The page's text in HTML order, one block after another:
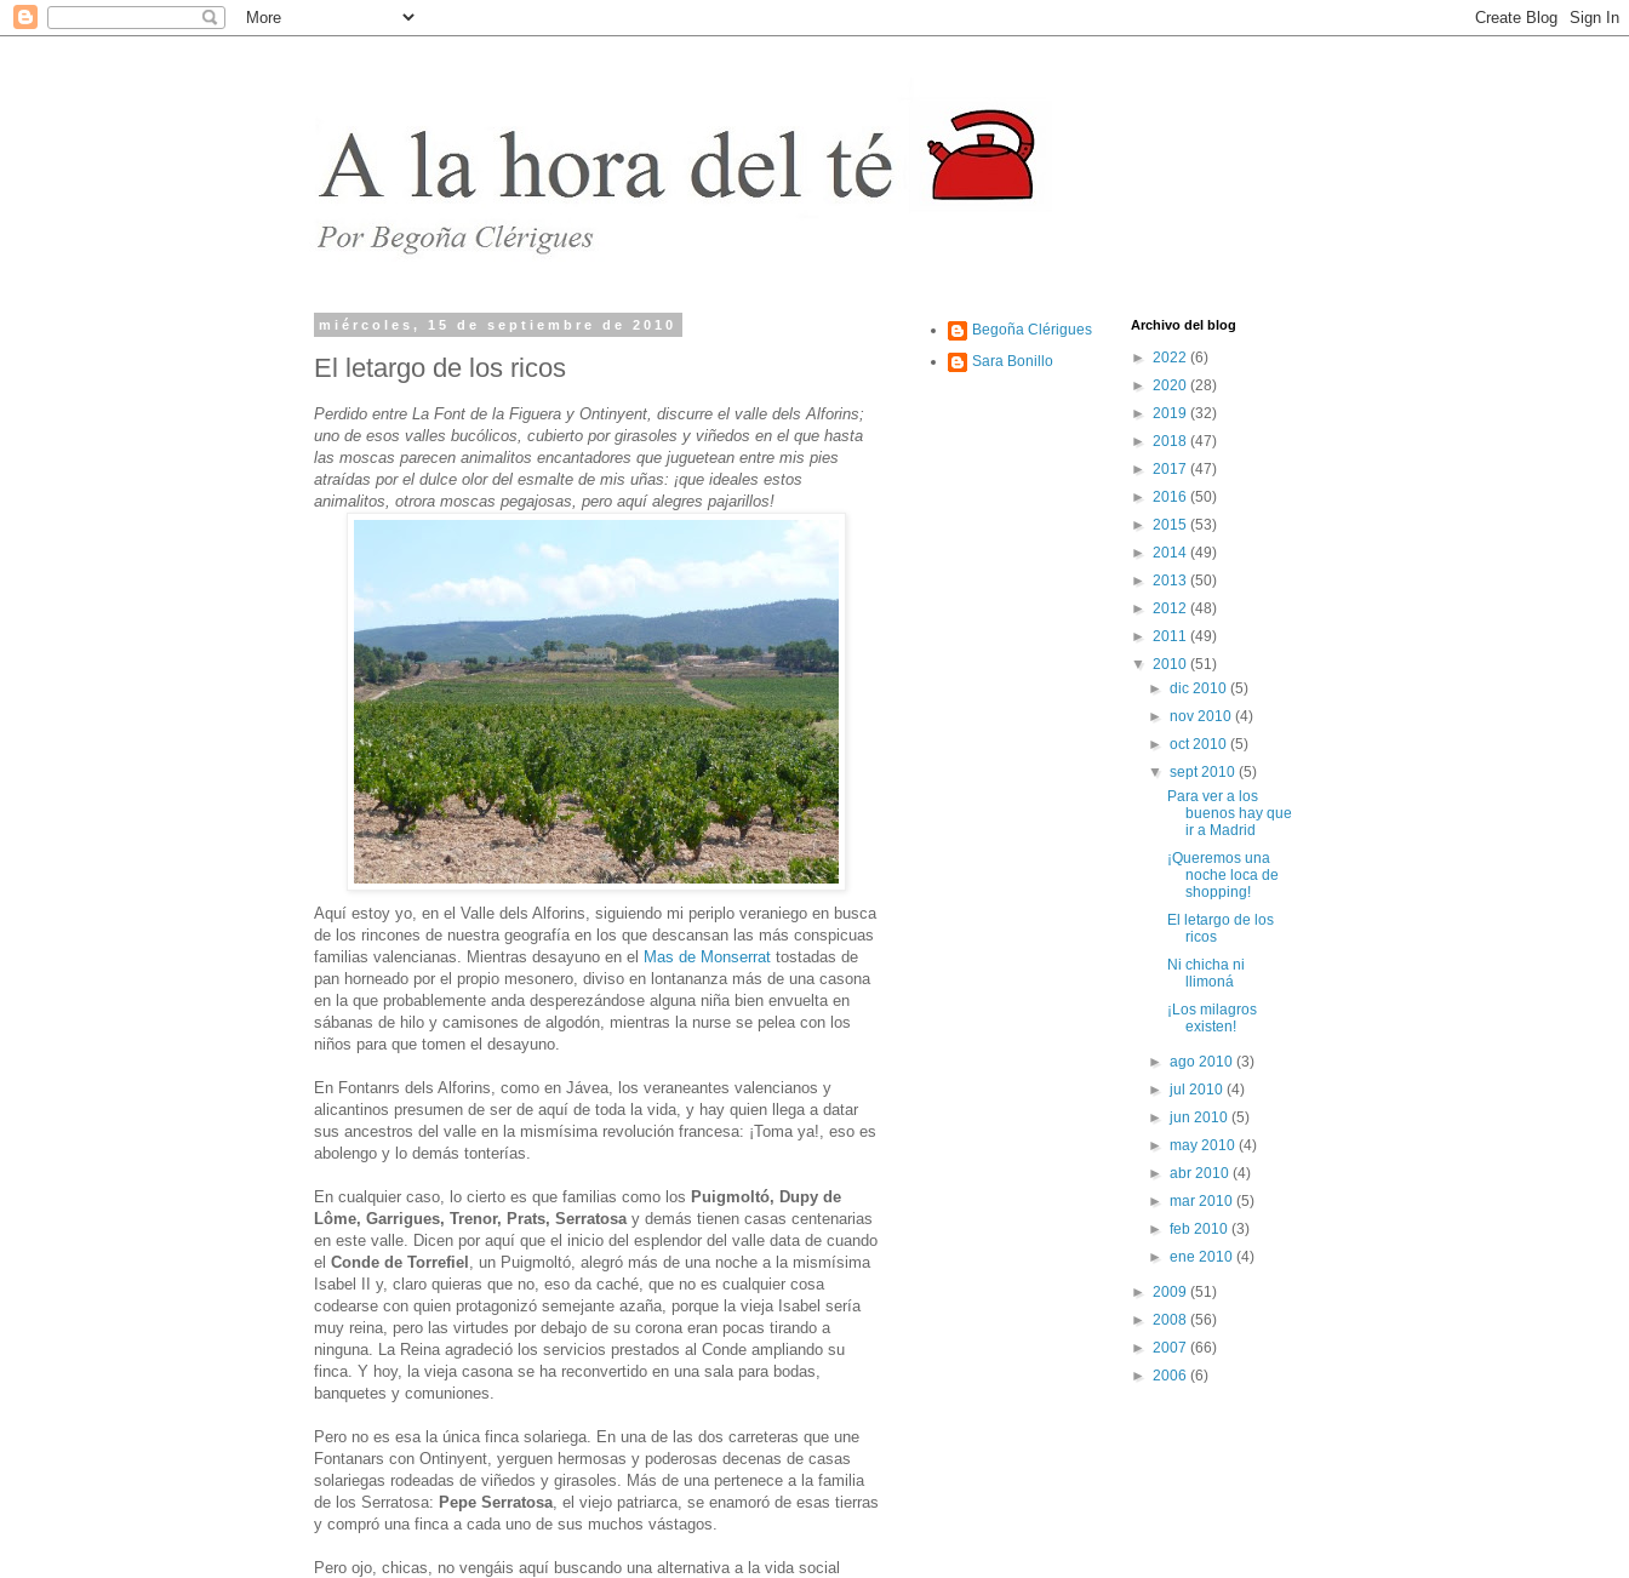
miércoles, 15 de septiembre de 2010
El letargo de los ricos
Perdido entre La Font de la Figuera y Ontinyent, discurre el valle dels Alforins;
uno de esos valles bucólicos, cubierto por girasoles y viñedos en el que hasta
las moscas parecen animalitos encantadores que juguetean entre mis pies
atraídas por el dulce olor del esmalte de mis uñas: ¡que ideales estos
animalitos, otrora moscas pegajosas, pero aquí alegres pajarillos!
Aquí estoy yo, en el Valle dels Alforins, siguiendo mi periplo veraniego en busca
de los rincones de nuestra geografía en los que descansan las más conspicuas
familias valencianas. Mientras desayuno en el Mas de Monserrat tostadas de
pan horneado por el propio mesonero, diviso en lontananza más de una casona
en la que probablemente anda desperezándose alguna niña bien envuelta en
sábanas de hilo y camisones de algodón, mientras la nurse se pelea con los
niños para que tomen el desayuno.
En Fontanrs dels Alforins, como en Jávea, los veraneantes valencianos y
alicantinos presumen de ser de aquí de toda la vida, y hay quien llega a datar
sus ancestros del valle en la mismísima revolución francesa: ¡Toma ya!, eso es
abolengo y lo demás tonterías.
En cualquier caso, lo cierto es que familias como los Puigmoltó, Dupy de
Lôme, Garrigues, Trenor, Prats, Serratosa y demás tienen casas centenarias
en este valle. Dicen por aquí que el inicio del esplendor del valle data de cuando
el Conde de Torrefiel , un Puigmoltó, alegró más de una noche a la mismísima
Isabel II y, claro quieras que no, eso da caché, que no es cualquier cosa
codearse con quien protagonizó semejante azaña, porque la vieja Isabel sería
muy reina, pero las virtudes por debajo de su corona eran pocas tirando a
ninguna. La Reina agradeció los servicios prestados al Conde ampliando su
finca. Y hoy, la vieja casona se ha reconvertido en una sala para bodas,
banquetes y comuniones.
Pero no es esa la única finca solariega. En una de las dos carreteras que une
Fontanars con Ontinyent, yerguen hermosas y poderosas decenas de casas
solariegas rodeadas de viñedos y girasoles. Más de una pertenece a la familia
de los Serratosa: Pepe Serratosa , el viejo patriarca, se enamoró de esas tierras
y compró una finca a cada uno de sus muchos vástagos.
Pero ojo, chicas, no vengáis aquí buscando una alternativa a la vida social
Begoña Clérigues
Sara Bonillo
Archivo del blog
► 2022 (6)
► 2020 (28)
► 2019 (32)
► 2018 (47)
► 2017 (47)
► 2016 (50)
► 2015 (53)
► 2014 (49)
► 2013 (50)
► 2012 (48)
► 2011 (49)
▼ 2010 (51)
►dic 2010(5)
►nov 2010(4)
►oct 2010(5)
▼sept 2010(5)
Para ver a los
buenos hay que
ir a Madrid
¡Queremos una
noche loca de
shopping!
El letargo de los
ricos
Ni chicha ni
llimoná
¡Los milagros
existen!
►ago 2010(3)
►jul 2010(4)
►jun 2010(5)
►may 2010(4)
►abr 2010(4)
►mar 2010(5)
►feb 2010(3)
►ene 2010(4)
► 2009 (51)
► 2008 (56)
► 2007 (66)
► 2006 (6)